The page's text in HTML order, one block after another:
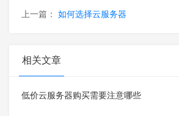
上一篇： 如何选择云服务器
相关文章
低价云服务器购买需要注意哪些